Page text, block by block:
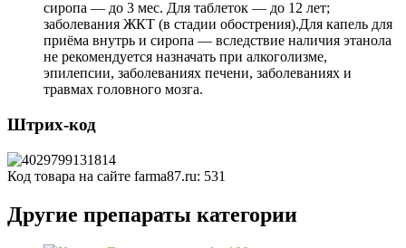
сиропа — до 3 мес. Для таблеток — до 12 лет;
заболевания ЖКТ (в стадии обострения).Для капель для
приёма внутрь и сиропа — вследствие наличия этанола
не рекомендуется назначать при алкоголизме,
эпилепсии, заболеваниях печени, заболеваниях и
травмах головного мозга.
Штрих-код
Код товара на сайте farma87.ru: 531
Другие препараты категории